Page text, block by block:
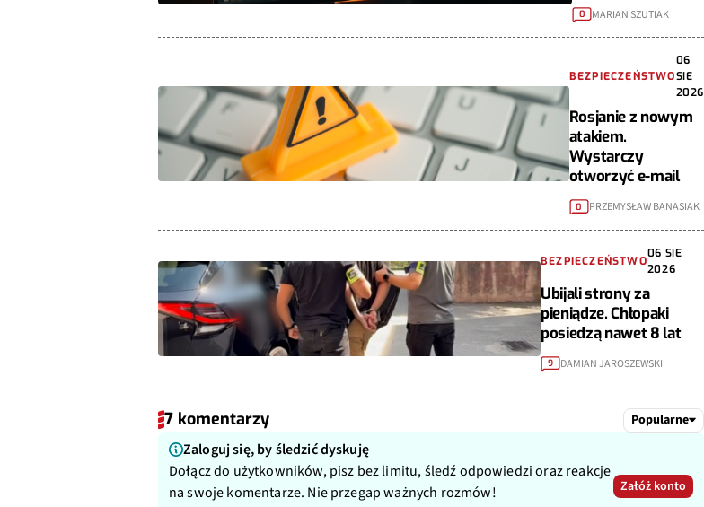
0 MARIAN SZUTIAK
BEZPIECZEŃSTWO
06
SIE
2026
Rosjanie z nowym
atakiem.
Wystarczy
otworzyć e-mail
0 PRZEMYSŁAW BANASIAK
BEZPIECZEŃSTWO
06 SIE
2026
Ubijali strony za
pieniądze. Chłopaki
posiedzą nawet 8 lat
9 DAMIAN JAROSZEWSKI
7 komentarzy Popularne
Zaloguj się, by śledzić dyskuję
Dołącz do użytkowników, pisz bez limitu, śledź odpowiedzi oraz reakcje
na swoje komentarze. Nie przegap ważnych rozmów!
Załóż konto